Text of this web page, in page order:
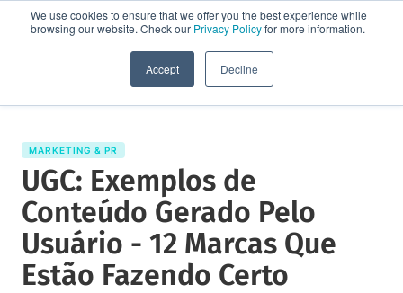
We use cookies to ensure that we offer you the best experience while
browsing our website. Check our Privacy Policyfor more information.
Accept Decline
Solicite uma demo
MARKETING & PR
UGC: Exemplos de
Conteúdo Gerado Pelo
Usuário - 12 Marcas Que
Estão Fazendo Certo